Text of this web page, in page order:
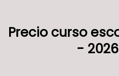
Precio curso
-